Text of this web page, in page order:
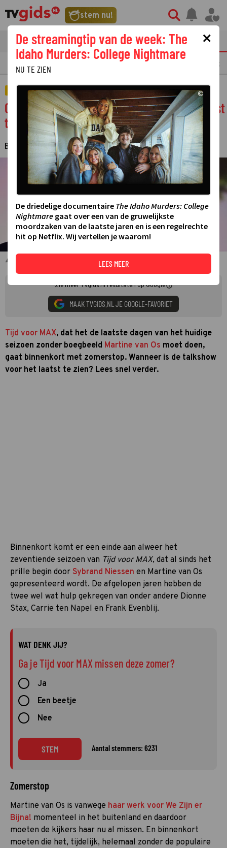
stem nu!
tvgids streaming nieuws
OPMERKELIJKE TV FRAGMENTEN
ACTUEEL
Op deze dag is Tijd voor MAX voor het laatst
te zien
BAS VAN THIEL· 28 MEI 2025 14:23
Sybrand Niessen Martine van Os
Zie meer TVgids.nl resultaten op Google
MAAK TVGIDS.NL JE GOOGLE-FAVORIET
Tijd voor MAX, dat het de laatste dagen van het huidige
seizoen zonder boegbeeld Martine van Os moet doen,
gaat binnenkort met zomerstop. Wanneer is de talkshow
voor het laatst te zien? Lees snel verder.
Binnenkort komt er een einde aan alweer het
zeventiende seizoen van Tijd voor MAX, dat al sinds het
prille begin door Sybrand Niessen en Martine van Os
gepresenteerd wordt. De afgelopen jaren hebben de
twee wel wat hulp gekregen van onder andere Dionne
Stax, Carrie ten Napel en Frank Evenblij.
WAT DENK JIJ?
Ga je Tijd voor MAX missen deze zomer?
Ja
Een beetje
Nee
STEM Aantal stemmers: 6231
Zomerstop
Martine van Os is vanwege haar werk voor We Zijn er
Bijna! momenteel in het buitenland en daardoor
moeten de kijkers haar nu al missen. En binnenkort
moeten die het, tijdelijk, helemaal zonder de populaire
×
De streamingtip van de week: The
Idaho Murders: College Nightmare
NU TE ZIEN
©
De driedelige documentaire The Idaho Murders: College
Nightmare gaat over een van de gruwelijkste
moordzaken van de laatste jaren en is een regelrechte
hit op Netflix. Wij vertellen je waarom!
LEES MEER